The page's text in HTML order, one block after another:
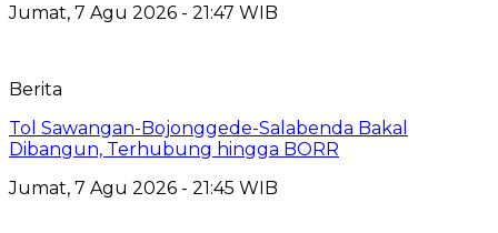
Jumat, 7 Agu 2026 - 21:47 WIB
Berita
Tol Sawangan-Bojonggede-Salabenda Bakal
Dibangun, Terhubung hingga BORR
Jumat, 7 Agu 2026 - 21:45 WIB